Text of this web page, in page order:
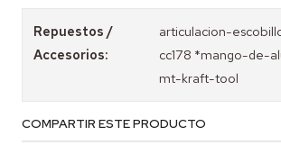
Repuestos /
Accesorios:
articulacion-
cc178 *mango-de-
mt-kraft-tool
COMPARTIR ESTE PRODUCTO